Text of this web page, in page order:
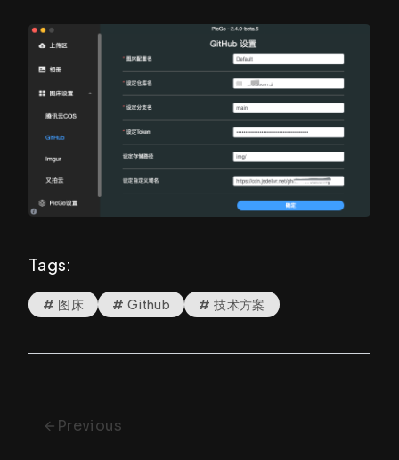
Tags:
# 图床 # Github # 技术方案
Previous